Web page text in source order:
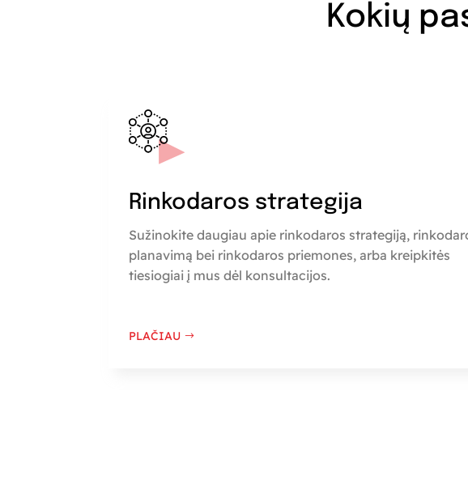
Kokių
Rinkodaros strategija
Sužinokite daugiau apie rinkodaros strategiją,
planavimą bei rinkodaros priemones, arba kreipkitės
tiesiogiai į mus dėl konsultacijos.
PLAČIAU